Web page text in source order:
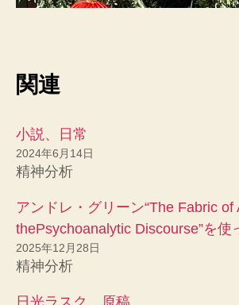
関連
小説、日常
2024年6月14日
精神分析
アンドレ・グリーン“The Fabric of
thePsychoanalytic Discourse”を使
2025年12月28日
精神分析
日光ラスク、原稿